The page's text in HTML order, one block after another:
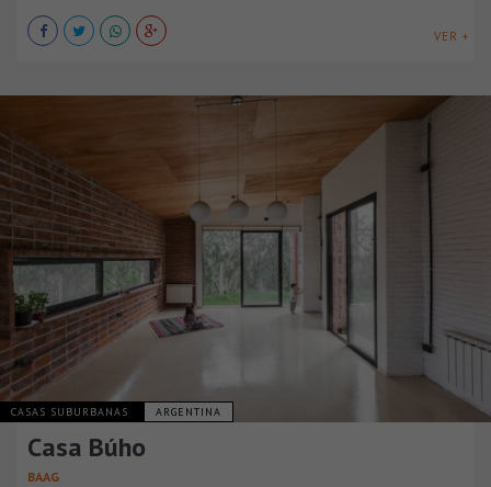
VER +
CASAS SUBURBANAS ARGENTINA
Casa Búho
BAAG